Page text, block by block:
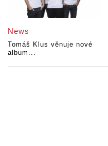
News
Tomáš Klus věnuje nové
album...